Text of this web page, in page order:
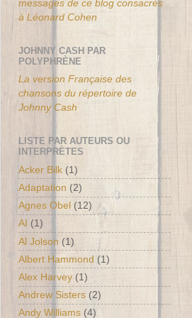
messages de ce blog consacrés
à Léonard Cohen
JOHNNY CASH PAR
POLYPHRÈNE
La version Française des
chansons du répertoire de
Johnny Cash
LISTE PAR AUTEURS OU
INTERPRÈTES
Acker Bilk (1)
Adaptation (2)
Agnes Obel (12)
AI (1)
Al Jolson (1)
Albert Hammond (1)
Alex Harvey (1)
Andrew Sisters (2)
Andy Williams (4)